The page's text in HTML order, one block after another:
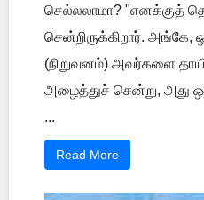
செல்லலாமா? "எனக்குத்
சென்றிருக்கிறார். அங்கே,
(நிறுவனம்) அவர்களை
அழைத்துச் சென்று, அது
...
Read More